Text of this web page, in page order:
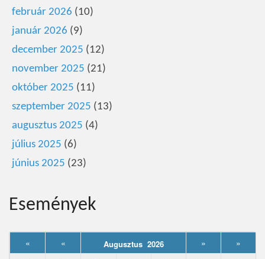
február 2026 (10)
január 2026 (9)
december 2025 (12)
november 2025 (21)
október 2025 (11)
szeptember 2025 (13)
augusztus 2025 (4)
július 2025 (6)
június 2025 (23)
Események
« « Augusztus 2026 » »